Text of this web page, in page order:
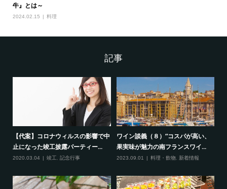
牛』とは～
2024.02.15 料理
記事
【代案】コロナウィルスの影響で中
止になった竣工披露パーティー...
2020.03.04 竣工, 記念行事
ワイン談義（８）“コスパが高い、
果実味が魅力の南フランスワイ...
2023.09.01 料理・飲物, 新着情報